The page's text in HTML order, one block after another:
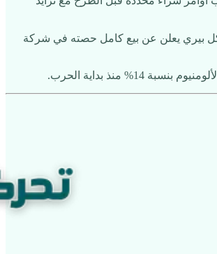
بيري يعلن عن بيع كامل حصته في شركة
14% منذ بداية الحرب.